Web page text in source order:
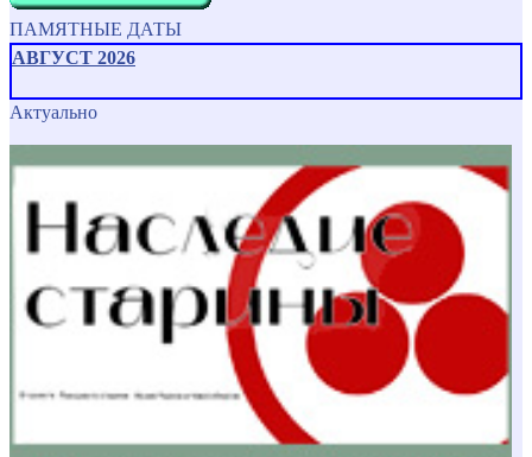
ПАМЯТНЫЕ ДАТЫ
АВГУСТ 2026
Актуально